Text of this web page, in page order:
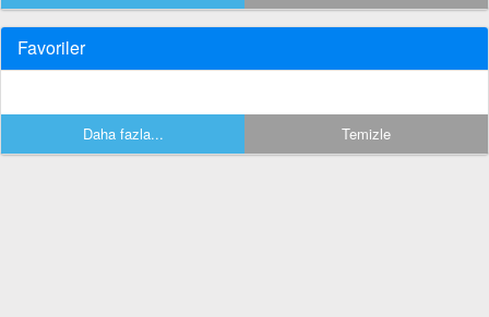
Favoriler
Daha fazla... Temizle